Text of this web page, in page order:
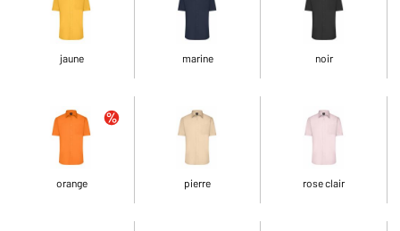
jaune marine noir
orange pierre rose clair